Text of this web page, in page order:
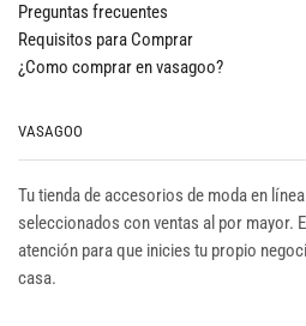
Preguntas frecuentes
Requisitos para Comprar
¿Como comprar en vasagoo?
VASAGOO
Tu tienda de accesorios de moda en
seleccionados con ventas al por mayor.
atención para que inicies tu propio
casa.